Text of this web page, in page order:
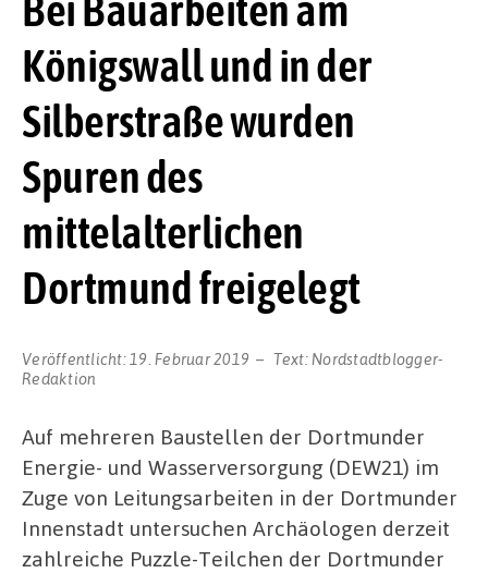
Königswall und in der
Silberstraße wurden
Spuren des
mittelalterlichen
Dortmund freigelegt
Veröffentlicht: 19. Februar 2019 Text: Nordstadtblogger-
Redaktion
Auf mehreren Baustellen der Dortmunder
Energie- und Wasserversorgung (DEW21) im
Zuge von Leitungsarbeiten in der Dortmunder
Innenstadt untersuchen Archäologen derzeit
zahlreiche Puzzle-Teilchen der Dortmunder